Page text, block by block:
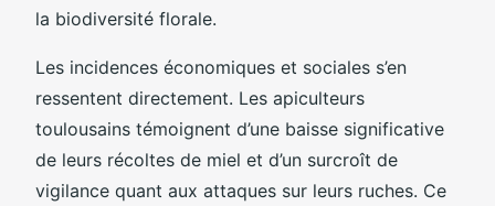
la biodiversité florale.
Les incidences économiques et sociales s’en
ressentent directement. Les apiculteurs
toulousains témoignent d’une baisse significative
de leurs récoltes de miel et d’un surcroît de
vigilance quant aux attaques sur leurs ruches. Ce